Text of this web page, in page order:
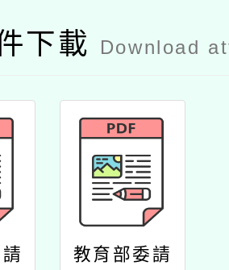
下載 Download
教育部委請